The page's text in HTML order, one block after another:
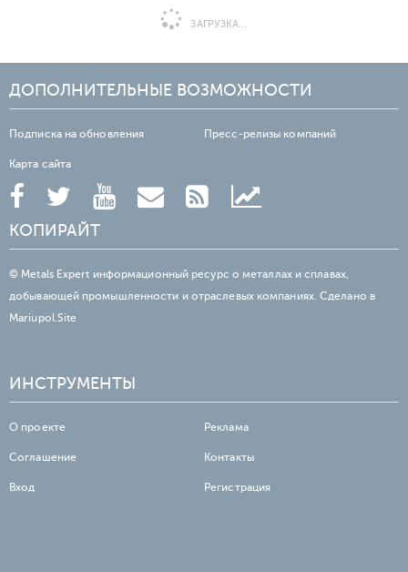
ЗАГРУЗКА...
ДОПОЛНИТЕЛЬНЫЕ ВОЗМОЖНОСТИ
Подписка на обновления Пресс-релизы компаний
Карта сайта
КОПИРАЙТ
© Metals Expert информационный ресурс о металлах и сплавах,
добывающей промышленности и отраслевых компаниях. Сделано в
Mariupol.Site
ИНСТРУМЕНТЫ
О проекте Реклама
Соглашение Контакты
Вход Регистрация